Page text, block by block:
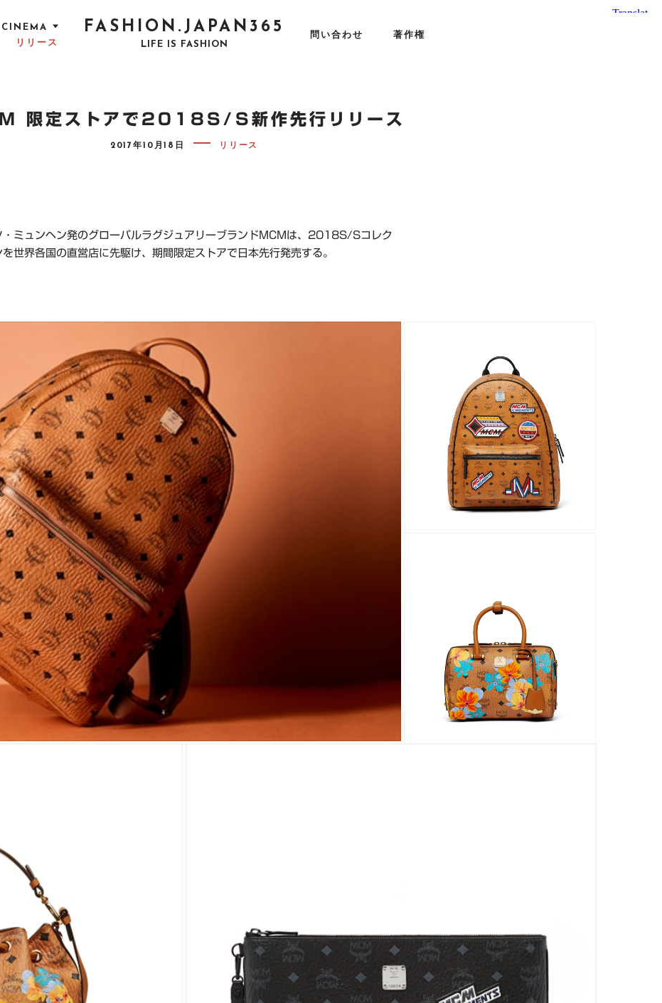
CINEMA
リリース
FASHION.JAPAN365
LIFE IS FASHION
問い合わせ 著作権
限定ストアで2018S/S新作先行リリース
P
2017年10月18日 リリース
・ミュンヘン発のグローバルラグジュアリーブランドMCMは、2018S/Sコレク
を世界各国の直営店に先駆け、期間限定ストアで日本先行発売する。